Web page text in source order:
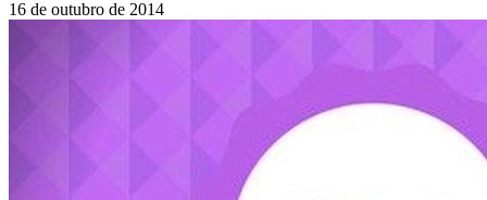
16 de outubro de 2014